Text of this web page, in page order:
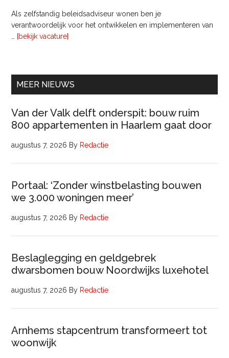
Als zelfstandig beleidsadviseur wonen ben je
verantwoordelijk voor het ontwikkelen en implementeren van
[bekijk vacature]
uur)
MEER NIEUWS
Van der Valk delft onderspit: bouw ruim
800 appartementen in Haarlem gaat door
augustus 7, 2026 By Redactie
Portaal: ‘Zonder winstbelasting bouwen
we 3.000 woningen meer’
augustus 7, 2026 By Redactie
Beslaglegging en geldgebrek
dwarsbomen bouw Noordwijks luxehotel
augustus 7, 2026 By Redactie
Arnhems stapcentrum transformeert tot
woonwijk